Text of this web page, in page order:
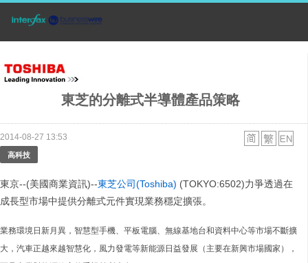
東芝的分離式半導體產品策略
2014-08-27 13:53
高科技
東京--(美國商業資訊)--東芝公司(Toshiba) (TOKYO:6502)力爭透過在
成長型市場中提供分離式元件實現業務穩定擴張。
業務環境日新月異，智慧型手機、平板電腦、無線基地台和資料中心等市場不斷擴
大，汽車正越來越智慧化，風力發電等新能源日益發展（主要在新興市場國家），